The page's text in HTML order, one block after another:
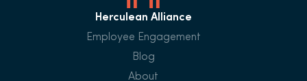
Herculean Alliance
Employee Engagement
Blog
About